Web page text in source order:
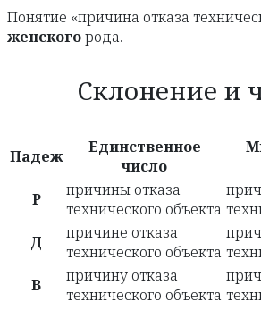
Понятие «причина отказа
женского рода.
Склонение и
Падеж
Единственное
число
Р
причины отказа
технического объекта
Д
причине отказа
технического объекта
В
причину отказа
технического объекта